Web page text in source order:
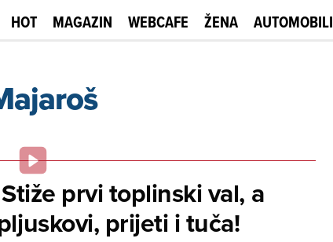
HOT MAGAZIN WEBCAFE ŽENA AUTOMOBILI
Stiže prvi toplinski val, a
prijeti i tuča!